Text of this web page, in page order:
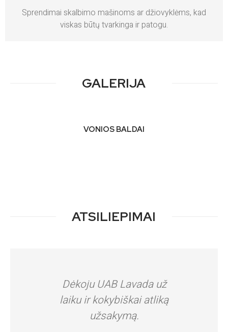
Sprendimai skalbimo mašinoms ar džiovyklėms, kad
viskas būtų tvarkinga ir patogu.
GALERIJA
VONIOS BALDAI
ATSILIEPIMAI
Dėkoju UAB Lavada už
laiku ir kokybiškai atliką
užsakymą.